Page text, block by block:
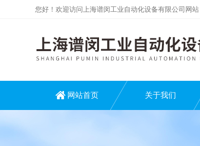
您好！欢迎访问上海谱闵工业自动化设备有限公司网站
网站首页 关于我们